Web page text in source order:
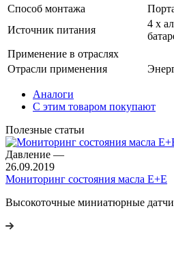
Способ монтажа
Источник питания
4 x
Применение в отраслях
Отрасли применения
Аналоги
С этим товаром покупают
Полезные статьи
Давление —
26.09.2019
Мониторинг состояния масла E+E
Высокоточные миниатюрные